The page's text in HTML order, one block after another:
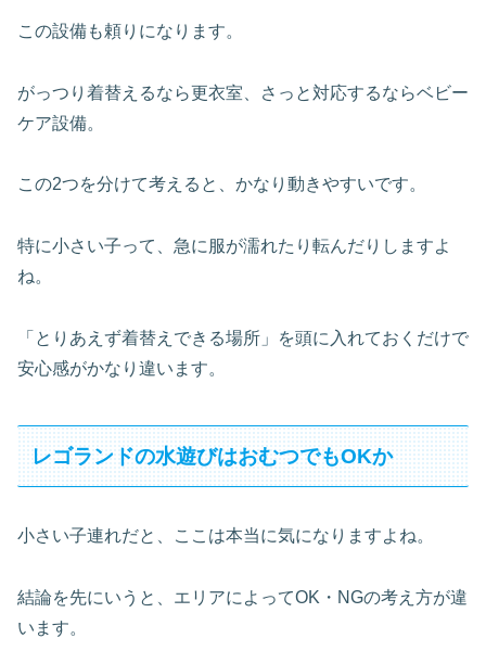
この設備も頼りになります。
がっつり着替えるなら更衣室、さっと対応するならベビー
ケア設備。
この2つを分けて考えると、かなり動きやすいです。
特に小さい子って、急に服が濡れたり転んだりしますよ
ね。
「とりあえず着替えできる場所」を頭に入れておくだけで
安心感がかなり違います。
レゴランドの水遊びはおむつでもOKか
小さい子連れだと、ここは本当に気になりますよね。
結論を先にいうと、エリアによってOK・NGの考え方が違
います。